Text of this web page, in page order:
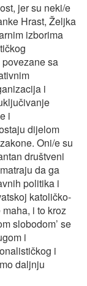
jer su neki/e
Hrast, Željka
izborima
sa
i
i
dijelom
Oni/e su
društveni
da ga
politika i
katoličko-
i to kroz
slobodom’ se
i
i
daljnju